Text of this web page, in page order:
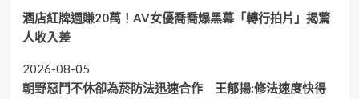
酒店紅牌週賺20萬！AV女優喬喬爆黑幕「轉行拍片」揭驚
人收入差
2026-08-05
朝野惡鬥不休卻為菸防法迅速合作 王郁揚:修法速度快得